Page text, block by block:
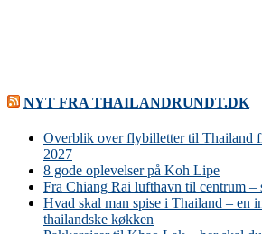
NYT FRA THAILANDRUNDT.DK
Overblik over flybilletter til Thailand
2027
8 gode oplevelser på Koh Lipe
Fra Chiang Rai lufthavn til centrum –
Hvad skal man spise i Thailand – en
thailandske køkken